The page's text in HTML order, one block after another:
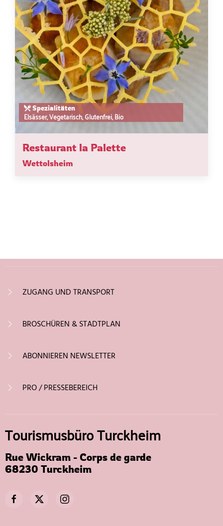
Spezialitäten
Elsässer, Vegetarisch, Glutenfrei, Bio
Restaurant la Palette
Wettolsheim
ZUGANG UND TRANSPORT
BROSCHÜREN & STADTPLAN
ABONNIEREN NEWSLETTER
PRO / PRESSEBEREICH
Tourismusbüro Turckheim
Rue Wickram - Corps de garde
68230 Turckheim